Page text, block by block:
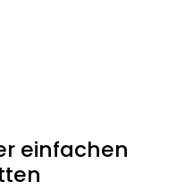
einfachen